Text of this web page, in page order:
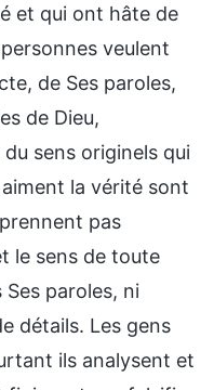
et qui ont hâte de
veulent
de Ses paroles,
de Dieu,
du sens originels qui
la vérité sont
pas
le sens de toute
paroles, ni
détails. Les gens
ils analysent et